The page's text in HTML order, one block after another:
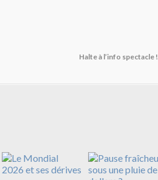
Halte à l’info spectacle !